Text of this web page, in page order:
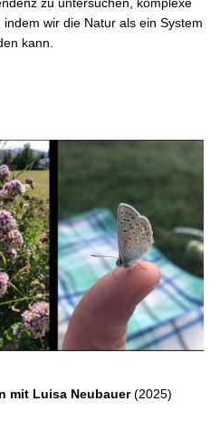
wir die Natur als ein System
kann.
mit Luisa Neubauer